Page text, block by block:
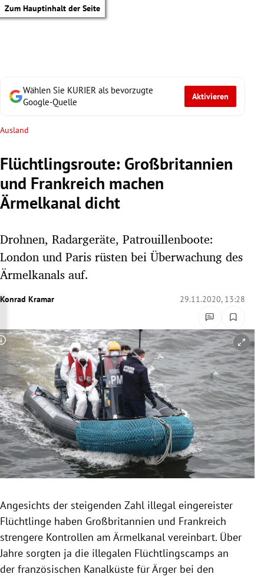
Zum Hauptinhalt der Seite
Untermenü
Untermenü
Untermenü
Untermenü
Untermenü
Untermenü
Untermenü
Untermenü
Untermenü
Untermenü
Wählen Sie KURIER als bevorzugte
Google-Quelle
Aktivieren
Ausland
Flüchtlingsroute: Großbritannien
und Frankreich machen
Ärmelkanal dicht
Drohnen, Radargeräte, Patrouillenboote:
London und Paris rüsten bei Überwachung des
Ärmelkanals auf.
Konrad Kramar 29.11.2020, 13:28
Copyright-Hinweis öffnen/schließen
Angesichts der steigenden Zahl illegal eingereister
Flüchtlinge haben Großbritannien und Frankreich
strengere Kontrollen am Ärmelkanal vereinbart. Über
Jahre sorgten ja die illegalen Flüchtlingscamps an
der französischen Kanalküste für Ärger bei den